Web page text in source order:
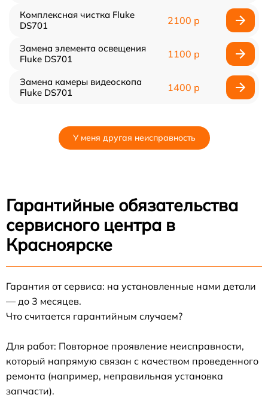
Комплексная чистка Fluke
DS701
2100 р
Замена элемента освещения
Fluke DS701
1100 р
Замена камеры видеоскопа
Fluke DS701
1400 р
У меня другая неисправность
Гарантийные обязательства
сервисного центра в
Красноярске
Гарантия от сервиса: на установленные нами детали
— до 3 месяцев.
Что считается гарантийным случаем?
Для работ: Повторное проявление неисправности,
который напрямую связан с качеством проведенного
ремонта (например, неправильная установка
запчасти).